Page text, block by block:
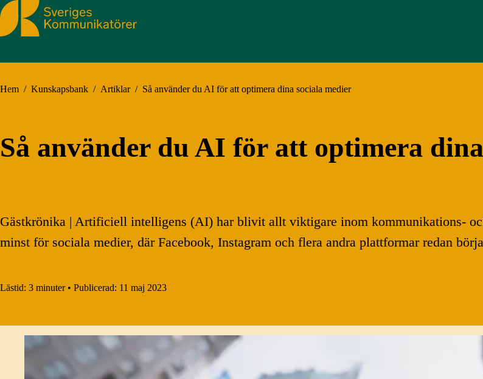
Sveriges Kommunikatörer
Hem / Kunskapsbank / Artiklar / Så använder du AI för att optimera dina sociala medier
Så använder du AI för att optimera
Gästkrönika | Artificiell intelligens (AI) har blivit allt viktigare inom kommunikations-
minst för sociala medier, där Facebook, Instagram och flera andra plattformar redan
Lästid: 3 minuter • Publicerad: 11 maj 2023